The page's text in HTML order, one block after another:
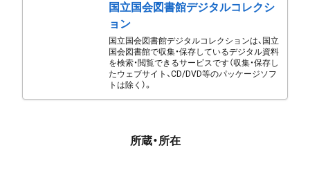
国立国会図書館デジタルコレクシ
ョン
国立国会図書館デジタルコレクションは、国立
国会図書館で収集・保存しているデジタル資料
を検索・閲覧できるサービスです（収集・保存し
たウェブサイト、CD/DVD等のパッケージソフ
トは除く）。
所蔵・所在